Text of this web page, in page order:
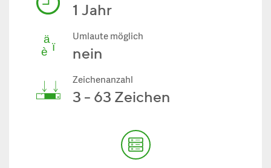
1 Jahr
Umlaute möglich
nein
Zeichenanzahl
3 - 63 Zeichen